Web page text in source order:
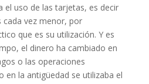
el uso de las tarjetas, es decir
cada vez menor, por
que es su utilización. Y es
el dinero ha cambiado en
o las operaciones
en la antigüedad se utilizaba el